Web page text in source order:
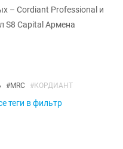
– Cordiant Professional и
S8 Capital Армена
#MRC #КОРДИАНТ
теги в фильтр